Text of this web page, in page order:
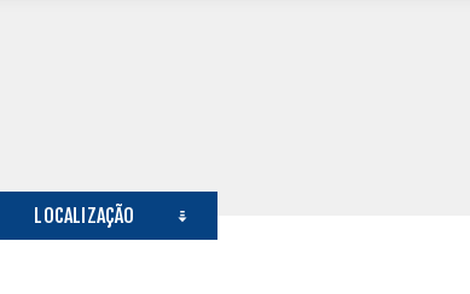
LOCALIZAÇÃO